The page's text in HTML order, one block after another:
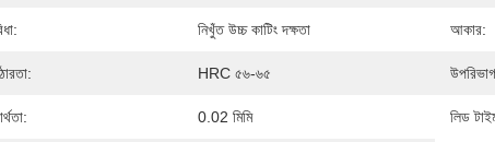
নিখুঁত উচ্চ কাটিং দক্ষতা আকার:
HRC ৫৬-৬৫
0.02 মিমি লিড